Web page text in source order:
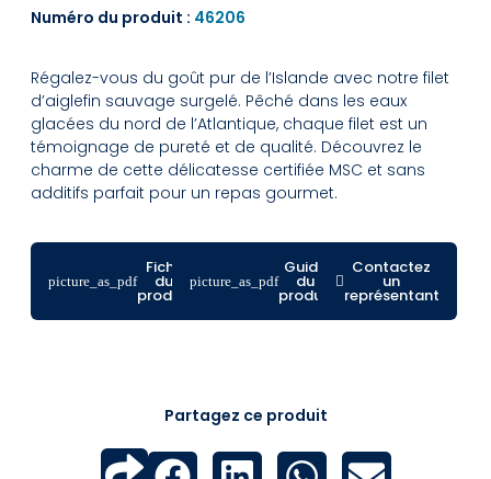
Numéro du produit : 46206
Régalez-vous du goût pur de l’Islande avec notre filet
d’aiglefin sauvage surgelé. Pêché dans les eaux
glacées du nord de l’Atlantique, chaque filet est un
témoignage de pureté et de qualité. Découvrez le
charme de cette délicatesse certifiée MSC et sans
additifs parfait pour un repas gourmet.
Fiche
du
produit
Guide
du
produit
Contactez
un
représentant
Partagez ce produit